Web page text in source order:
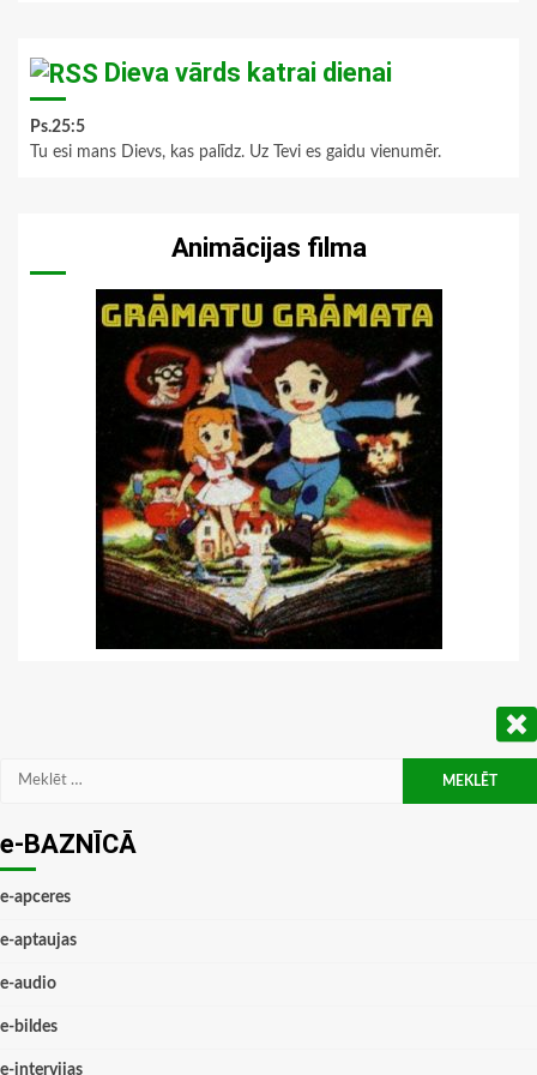
Dieva vārds katrai dienai
Ps.25:5
Tu esi mans Dievs, kas palīdz. Uz Tevi es gaidu vienumēr.
Animācijas filma
Meklēt:
e-BAZNĪCĀ
e-apceres
e-aptaujas
e-audio
e-bildes
e-intervijas